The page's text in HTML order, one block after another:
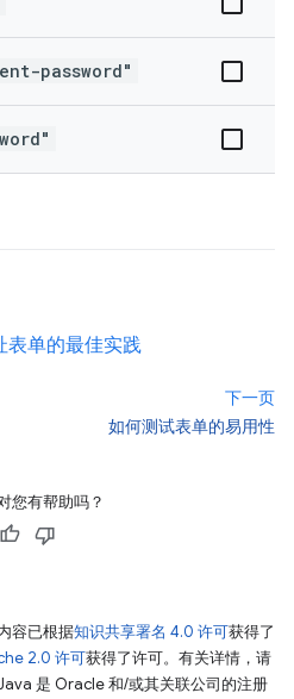
password"
表单的最佳实践
下一页
如何测试表单的易用性
您有帮助吗？
容已根据知识共享署名 4.0 许可获得了
2.0 许可获得了许可。有关详情，请
是 Oracle 和/或其关联公司的注册